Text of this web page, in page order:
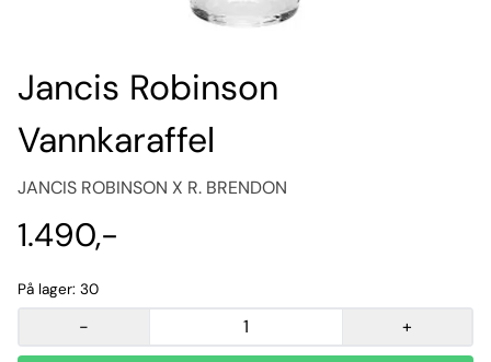
Jancis Robinson
Vannkaraffel
JANCIS ROBINSON X R. BRENDON
1.490,-
På lager: 30
- +